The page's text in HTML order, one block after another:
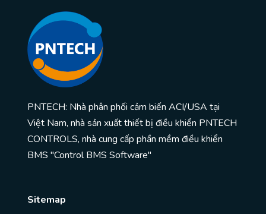
PNTECH: Nhà phân phối cảm biến ACI/USA tại
Việt Nam, nhà sản xuất thiết bị điều khiển PNTECH
CONTROLS, nhà cung cấp phần mềm điều khiển
BMS "Control BMS Software"
Sitemap